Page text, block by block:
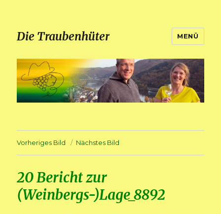
Die Traubenhüter MENÜ
Vorheriges Bild Nächstes Bild
20 Bericht zur
(Weinbergs-)Lage_8892